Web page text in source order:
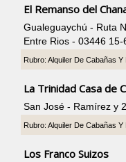
El Remanso del
Gualeguaychú - Ruta
Entre Rios - 03446
Rubro: Alquiler De Cabañas Y
La Trinidad Casa de
San José - Ramírez y
Rubro: Alquiler De Cabañas Y
Los Franco Suizos